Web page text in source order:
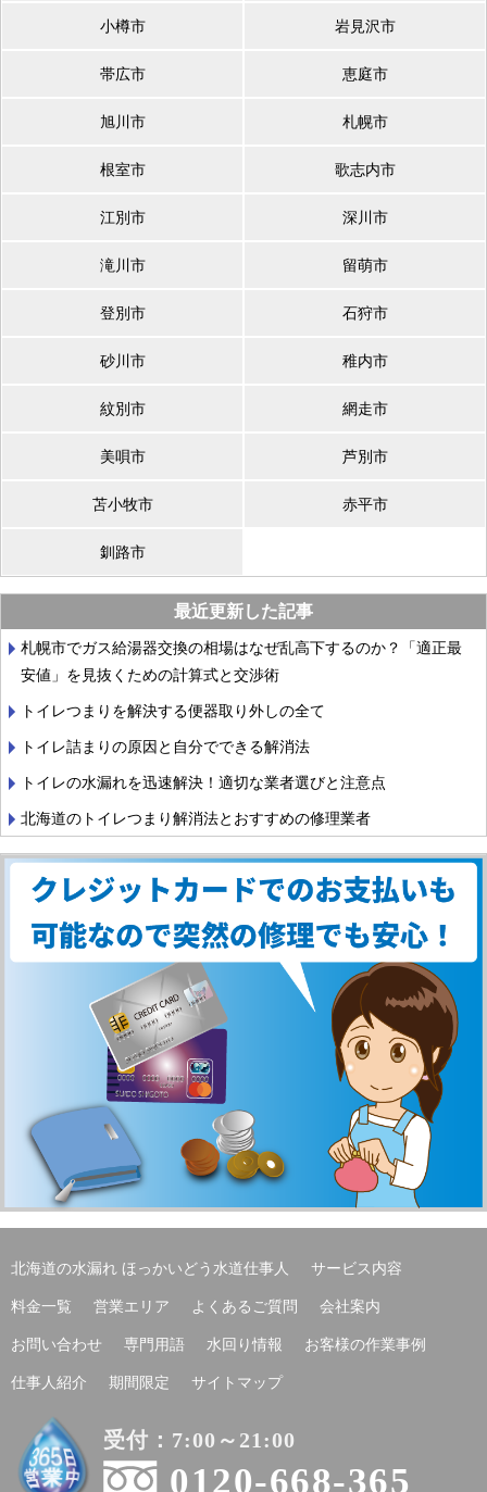
小樽市 岩見沢市
帯広市 恵庭市
旭川市 札幌市
根室市 歌志内市
江別市 深川市
滝川市 留萌市
登別市 石狩市
砂川市 稚内市
紋別市 網走市
美唄市 芦別市
苫小牧市 赤平市
釧路市
最近更新した記事
札幌市でガス給湯器交換の相場はなぜ乱高下するのか？「適正最
安値」を見抜くための計算式と交渉術
トイレつまりを解決する便器取り外しの全て
トイレ詰まりの原因と自分でできる解消法
トイレの水漏れを迅速解決！適切な業者選びと注意点
北海道のトイレつまり解消法とおすすめの修理業者
北海道の水漏れ ほっかいどう水道仕事人 サービス内容
料金一覧 営業エリア よくあるご質問 会社案内
お問い合わせ 専門用語 水回り情報 お客様の作業事例
仕事人紹介 期間限定 サイトマップ
0120-668-365
受付：7:00～21:00